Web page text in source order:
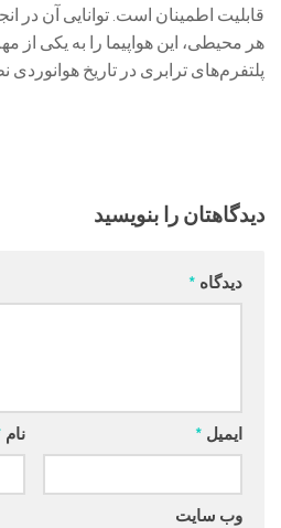
قابلیت اطمینان است. توانایی آن در
هر محیطی، این هواپیما را به یکی از
پلتفرم‌های ترابری در تاریخ
دیدگاهتان را بنویسید
دیدگاه *
نام ایمیل *
وب‌ سایت